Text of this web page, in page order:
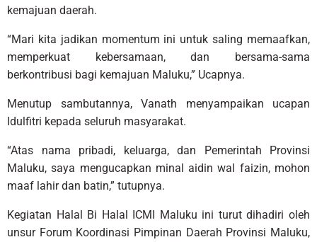
kemajuan daerah.
“Mari kita jadikan momentum ini untuk saling memaafkan,
memperkuat kebersamaan, dan bersama-sama
berkontribusi bagi kemajuan Maluku,” Ucapnya.
Menutup sambutannya, Vanath menyampaikan ucapan
Idulfitri kepada seluruh masyarakat.
“Atas nama pribadi, keluarga, dan Pemerintah Provinsi
Maluku, saya mengucapkan minal aidin wal faizin, mohon
maaf lahir dan batin,” tutupnya.
Kegiatan Halal Bi Halal ICMI Maluku ini turut dihadiri oleh
unsur Forum Koordinasi Pimpinan Daerah Provinsi Maluku,